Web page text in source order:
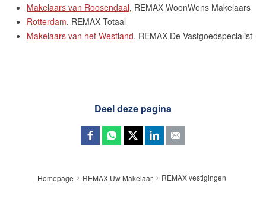
Onze expertises
Huis verkopen
Lees de blog
Makelaars van Roosendaal, REMAX WoonWens Makelaars
Rotterdam, REMAX Totaal
Makelaars van het Westland, REMAX De Vastgoedspecialist
Deel deze pagina
Homepage REMAX Uw Makelaar REMAX vestigingen